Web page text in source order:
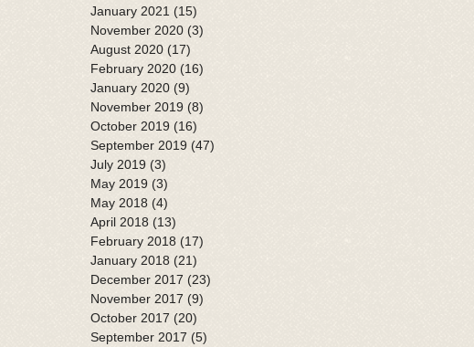
January 2021 (15)
November 2020 (3)
August 2020 (17)
February 2020 (16)
January 2020 (9)
November 2019 (8)
October 2019 (16)
September 2019 (47)
July 2019 (3)
May 2019 (3)
May 2018 (4)
April 2018 (13)
February 2018 (17)
January 2018 (21)
December 2017 (23)
November 2017 (9)
October 2017 (20)
September 2017 (5)